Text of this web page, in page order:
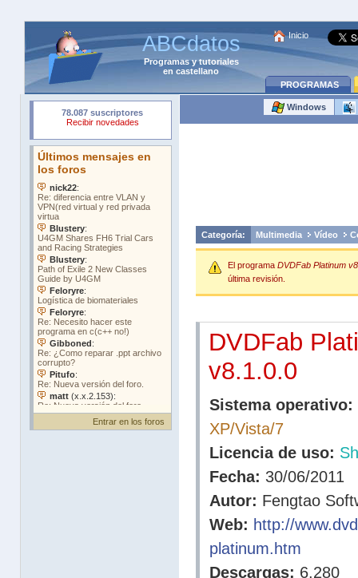
ABCdatos
Programasytutoriales
en castellano
Inicio
PROGRAMAS
Entrar en los foros
Windows
Categoría: Multimedia Vídeo
El programa DVDFab Platinum
última revisión.
DVDFab
v8.1.0.0
Sistema operativo:
XP/Vista/7
Licencia de uso:
Fecha: 30/06/2011
Autor: Fengtao
Web: http://
platinum.htm
Descargas: 6.280